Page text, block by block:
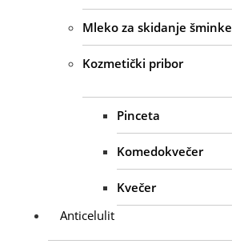
Mleko za skidanje šminke
Kozmetički pribor
Pinceta
Komedokvečer
Kvečer
Anticelulit